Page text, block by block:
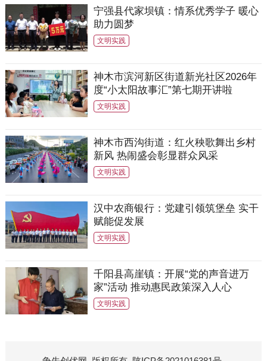
宁强县代家坝镇：情系优秀学子 暖心
助力圆梦
文明实践
神木市滨河新区街道新光社区2026年
度“小太阳故事汇”第七期开讲啦
文明实践
神木市西沟街道：红火秧歌舞出乡村
新风 热闹盛会彰显群众风采
文明实践
汉中农商银行：党建引领筑堡垒 实干
赋能促发展
文明实践
千阳县高崖镇：开展“党的声音进万
家”活动 推动惠民政策深入人心
文明实践